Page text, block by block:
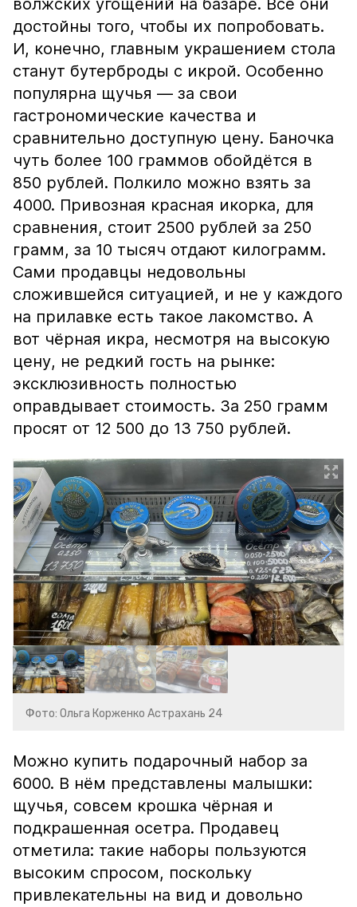
волжских угощений на базаре. Все они
достойны того, чтобы их попробовать.
И, конечно, главным украшением стола
станут бутерброды с икрой. Особенно
популярна щучья — за свои
гастрономические качества и
сравнительно доступную цену. Баночка
чуть более 100 граммов обойдётся в
850 рублей. Полкило можно взять за
4000. Привозная красная икорка, для
сравнения, стоит 2500 рублей за 250
грамм, за 10 тысяч отдают килограмм.
Сами продавцы недовольны
сложившейся ситуацией, и не у каждого
на прилавке есть такое лакомство. А
вот чёрная икра, несмотря на высокую
цену, не редкий гость на рынке:
эксклюзивность полностью
оправдывает стоимость. За 250 грамм
просят от 12 500 до 13 750 рублей.
Фото: Ольга Корженко Астрахань 24
Можно купить подарочный набор за
6000. В нём представлены малышки:
щучья, совсем крошка чёрная и
подкрашенная осетра. Продавец
отметила: такие наборы пользуются
высоким спросом, поскольку
привлекательны на вид и довольно